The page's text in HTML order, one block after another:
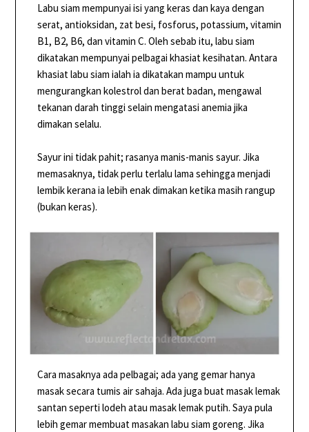
Labu siam mempunyai isi yang keras dan kaya dengan
serat, antioksidan, zat besi, fosforus, potassium, vitamin
B1, B2, B6, dan vitamin C. Oleh sebab itu, labu siam
dikatakan mempunyai pelbagai khasiat kesihatan. Antara
khasiat labu siam ialah ia dikatakan mampu untuk
mengurangkan kolestrol dan berat badan, mengawal
tekanan darah tinggi selain mengatasi anemia jika
dimakan selalu.
Sayur ini tidak pahit; rasanya manis-manis sayur. Jika
memasaknya, tidak perlu terlalu lama sehingga menjadi
lembik kerana ia lebih enak dimakan ketika masih rangup
(bukan keras).
Cara masaknya ada pelbagai; ada yang gemar hanya
masak secara tumis air sahaja. Ada juga buat masak lemak
santan seperti lodeh atau masak lemak putih. Saya pula
lebih gemar membuat masakan labu siam goreng. Jika